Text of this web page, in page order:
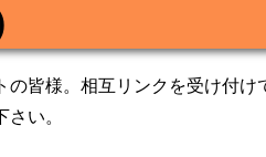
の皆様。相互リンクを受け付
さい。